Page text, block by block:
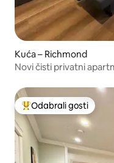
Kuća – Richmond
Novi čisti privatni
Među najviše
Odabrali gosti